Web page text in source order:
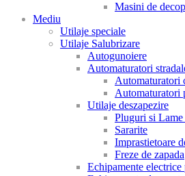
Masini de
Mediu
Utilaje speciale
Utilaje Salubrizare
Autogunoiere
Automaturatori
Automaturatori
Automaturatori
Utilaje deszapezire
Pluguri si Lame
Sararite
Imprastietoare
Freze de zapada
Echipamente